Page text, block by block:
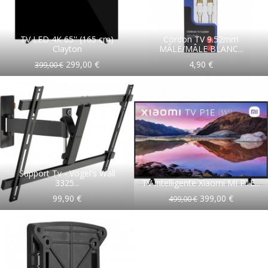
TV LED 4K 65'' (165 cm)
Clayton
399,00 € 299,00 €
Cordon TV 9.52mm
MÂLE/MÂLE BLANC...
4,90 €
Support Tv - Vogel's Wall
3325...
99,90 €
TV intelligente Xiaomi MI P1E...
499,00 € 399,00 €